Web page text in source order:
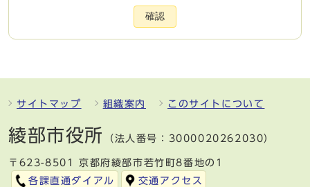
確認
サイトマップ 組織案内 このサイトについて
綾部市役所 （法人番号：3000020262030）
〒623-8501 京都府綾部市若竹町8番地の1
各課直通ダイアル
交通アクセス